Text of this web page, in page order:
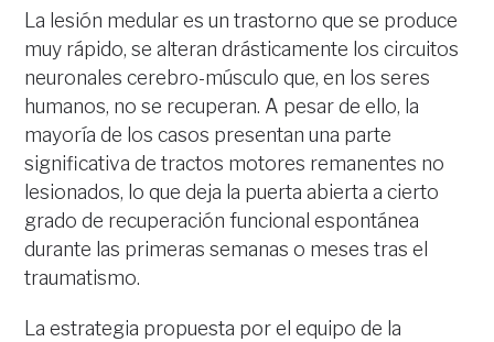
La lesión medular es un trastorno que se produce
muy rápido, se alteran drásticamente los circuitos
neuronales cerebro-músculo que, en los seres
humanos, no se recuperan. A pesar de ello, la
mayoría de los casos presentan una parte
significativa de tractos motores remanentes no
lesionados, lo que deja la puerta abierta a cierto
grado de recuperación funcional espontánea
durante las primeras semanas o meses tras el
traumatismo.
La estrategia propuesta por el equipo de la